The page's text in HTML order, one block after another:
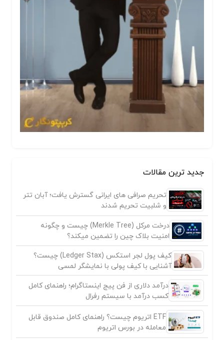
جدید ترین مقالات
تحریم صرافی های ایرانی گسترش یافت؛ آبان تتر
و شلبیت تحریم شدند
درخت مرکل (Merkle Tree) چیست و چگونه
امنیت بلاک چین را تضمین میکند؟
کیف پول لجر استکس (Ledger Stax) چیست؟
آشنایی با کیف پولی با نمایشگر لمسی
درآمد دلاری از فن پیج اینستاگرام؛ راهنمای کامل
کسب درآمد با سیستم رفرال
ETF اتریوم چیست؟ راهنمای کامل صندوق قابل
معامله در بورس اتریوم